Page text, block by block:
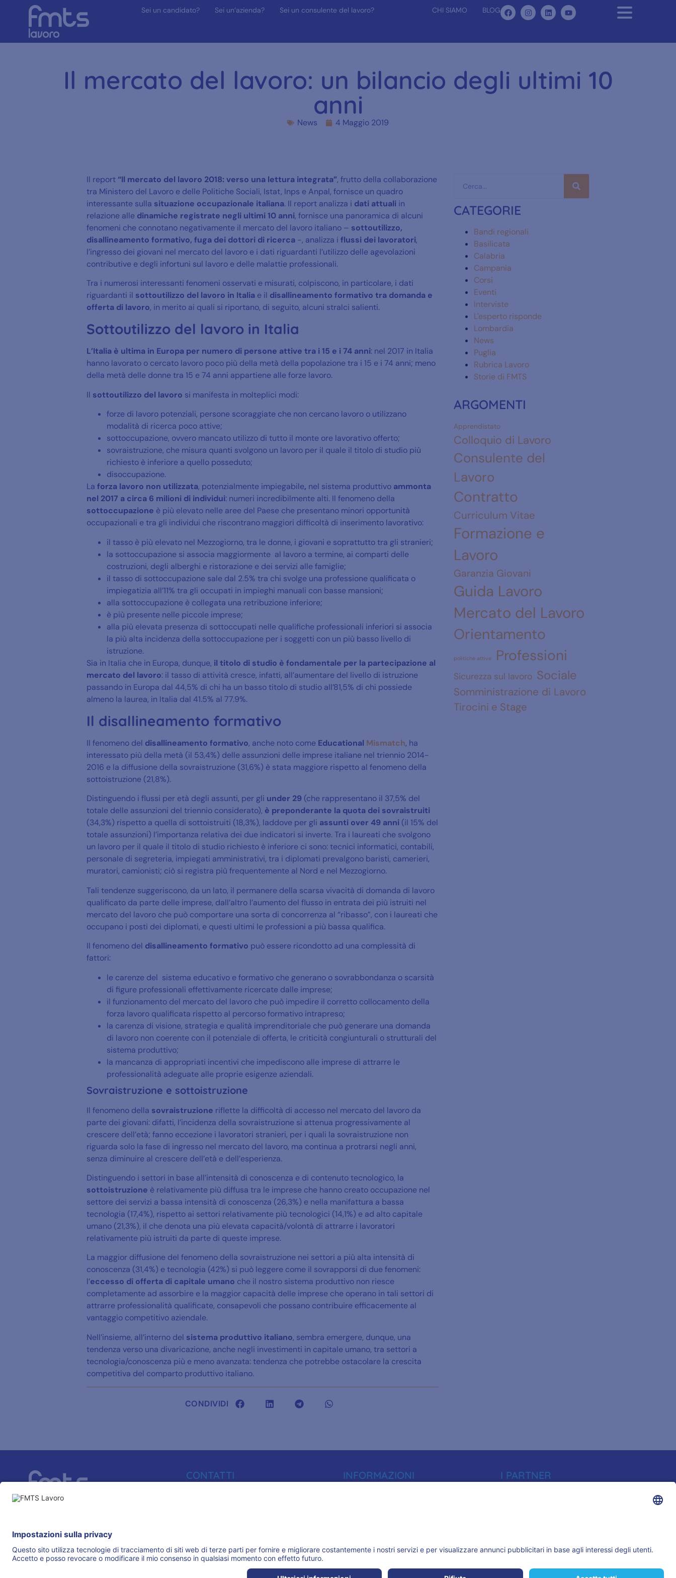
Sei un candidato? Sei un’azienda? Sei un consulente del lavoro? CHI SIAMO BLOG
Il mercato del lavoro: un bilancio degli ultimi 10
anni
News 4 Maggio 2019
Il report “Il mercato del lavoro 2018: verso una lettura integrata”, frutto della collaborazione
tra Ministero del Lavoro e delle Politiche Sociali, Istat, Inps e Anpal, fornisce un quadro
interessante sulla situazione occupazionale italiana. Il report analizza i dati attuali in
relazione alle dinamiche registrate negli ultimi 10 anni, fornisce una panoramica di alcuni
fenomeni che connotano negativamente il mercato del lavoro italiano – sottoutilizzo,
disallineamento formativo, fuga dei dottori di ricerca -, analizza i flussi dei lavoratori,
l’ingresso dei giovani nel mercato del lavoro e i dati riguardanti l’utilizzo delle agevolazioni
contributive e degli infortuni sul lavoro e delle malattie professionali.
Tra i numerosi interessanti fenomeni osservati e misurati, colpiscono, in particolare, i dati
riguardanti il sottoutilizzo del lavoro in Italia e il disallineamento formativo tra domanda e
offerta di lavoro, in merito ai quali si riportano, di seguito, alcuni stralci salienti.
Sottoutilizzo del lavoro in Italia
L’Italia è ultima in Europa per numero di persone attive tra i 15 e i 74 anni: nel 2017 in Italia
hanno lavorato o cercato lavoro poco più della metà della popolazione tra i 15 e i 74 anni; meno
della metà delle donne tra 15 e 74 anni appartiene alle forze lavoro.
Il sottoutilizzo del lavoro si manifesta in molteplici modi:
forze di lavoro potenziali, persone scoraggiate che non cercano lavoro o utilizzano
modalità di ricerca poco attive;
sottoccupazione, ovvero mancato utilizzo di tutto il monte ore lavorativo offerto;
sovraistruzione, che misura quanti svolgono un lavoro per il quale il titolo di studio più
richiesto è inferiore a quello posseduto;
disoccupazione.
La forza lavoro non utilizzata, potenzialmente impiegabile, nel sistema produttivo ammonta
nel 2017 a circa 6 milioni di individui: numeri incredibilmente alti. Il fenomeno della
sottoccupazione è più elevato nelle aree del Paese che presentano minori opportunità
occupazionali e tra gli individui che riscontrano maggiori difficoltà di inserimento lavorativo:
il tasso è più elevato nel Mezzogiorno, tra le donne, i giovani e soprattutto tra gli stranieri;
la sottoccupazione si associa maggiormente al lavoro a termine, ai comparti delle
costruzioni, degli alberghi e ristorazione e dei servizi alle famiglie;
il tasso di sottoccupazione sale dal 2.5% tra chi svolge una professione qualificata o
impiegatizia all’11% tra gli occupati in impieghi manuali con basse mansioni;
alla sottoccupazione è collegata una retribuzione inferiore;
è più presente nelle piccole imprese;
alla più elevata presenza di sottoccupati nelle qualifiche professionali inferiori si associa
la più alta incidenza della sottoccupazione per i soggetti con un più basso livello di
istruzione.
Sia in Italia che in Europa, dunque, il titolo di studio è fondamentale per la partecipazione al
mercato del lavoro: il tasso di attività cresce, infatti, all’aumentare del livello di istruzione
passando in Europa dal 44,5% di chi ha un basso titolo di studio all’81,5% di chi possiede
almeno la laurea, in Italia dal 41.5% al 77.9%.
Il disallineamento formativo
Il fenomeno del disallineamento formativo, anche noto come Educational Mismatch, ha
interessato più della metà (il 53,4%) delle assunzioni delle imprese italiane nel triennio 2014-
2016 e la diffusione della sovraistruzione (31,6%) è stata maggiore rispetto al fenomeno della
sottoistruzione (21,8%).
Distinguendo i flussi per età degli assunti, per gli under 29 (che rappresentano il 37,5% del
totale delle assunzioni del triennio considerato), è preponderante la quota dei sovraistruiti
(34,3%) rispetto a quella di sottoistruiti (18,3%), laddove per gli assunti over 49 anni (il 15% del
totale assunzioni) l’importanza relativa dei due indicatori si inverte. Tra i laureati che svolgono
un lavoro per il quale il titolo di studio richiesto è inferiore ci sono: tecnici informatici, contabili,
personale di segreteria, impiegati amministrativi, tra i diplomati prevalgono baristi, camerieri,
muratori, camionisti; ciò si registra più frequentemente al Nord e nel Mezzogiorno.
Tali tendenze suggeriscono, da un lato, il permanere della scarsa vivacità di domanda di lavoro
qualificato da parte delle imprese, dall’altro l’aumento del flusso in entrata dei più istruiti nel
mercato del lavoro che può comportare una sorta di concorrenza al “ribasso”, con i laureati che
occupano i posti dei diplomati, e questi ultimi le professioni a più bassa qualifica.
Il fenomeno del disallineamento formativo può essere ricondotto ad una complessità di
fattori:
le carenze del sistema educativo e formativo che generano o sovrabbondanza o scarsità
di figure professionali effettivamente ricercate dalle imprese;
il funzionamento del mercato del lavoro che può impedire il corretto collocamento della
forza lavoro qualificata rispetto al percorso formativo intrapreso;
la carenza di visione, strategia e qualità imprenditoriale che può generare una domanda
di lavoro non coerente con il potenziale di offerta, le criticità congiunturali o strutturali del
sistema produttivo;
la mancanza di appropriati incentivi che impediscono alle imprese di attrarre le
professionalità adeguate alle proprie esigenze aziendali.
Sovraistruzione e sottoistruzione
Il fenomeno della sovraistruzione riflette la difficoltà di accesso nel mercato del lavoro da
parte dei giovani: difatti, l’incidenza della sovraistruzione si attenua progressivamente al
crescere dell’età; fanno eccezione i lavoratori stranieri, per i quali la sovraistruzione non
riguarda solo la fase di ingresso nel mercato del lavoro, ma continua a protrarsi negli anni,
senza diminuire al crescere dell’età e dell’esperienza.
Distinguendo i settori in base all’intensità di conoscenza e di contenuto tecnologico, la
sottoistruzione è relativamente più diffusa tra le imprese che hanno creato occupazione nel
settore dei servizi a bassa intensità di conoscenza (26,3%) e nella manifattura a bassa
tecnologia (17,4%), rispetto ai settori relativamente più tecnologici (14,1%) e ad alto capitale
umano (21,3%), il che denota una più elevata capacità/volontà di attrarre i lavoratori
relativamente più istruiti da parte di queste imprese.
La maggior diffusione del fenomeno della sovraistruzione nei settori a più alta intensità di
conoscenza (31,4%) e tecnologia (42%) si può leggere come il sovrapporsi di due fenomeni:
l’eccesso di offerta di capitale umano che il nostro sistema produttivo non riesce
completamente ad assorbire e la maggior capacità delle imprese che operano in tali settori di
attrarre professionalità qualificate, consapevoli che possano contribuire efficacemente al
vantaggio competitivo aziendale.
Nell’insieme, all’interno del sistema produttivo italiano, sembra emergere, dunque, una
tendenza verso una divaricazione, anche negli investimenti in capitale umano, tra settori a
tecnologia/conoscenza più e meno avanzata: tendenza che potrebbe ostacolare la crescita
competitiva del comparto produttivo italiano.
CONDIVIDI
CATEGORIE
Bandi regionali
Basilicata
Calabria
Campania
Corsi
Eventi
Interviste
L'esperto risponde
Lombardia
News
Puglia
Rubrica Lavoro
Storie di FMTS
ARGOMENTI
Apprendistato
Colloquio di Lavoro
Consulente del
Lavoro
Contratto
Curriculum Vitae
Formazione e
Lavoro
Garanzia Giovani
Guida Lavoro
Mercato del Lavoro
Orientamento
politiche attive Professioni
Sicurezza sul lavoro Sociale
Somministrazione di Lavoro
Tirocini e Stage
CONTATTI INFORMAZIONI I PARTNER